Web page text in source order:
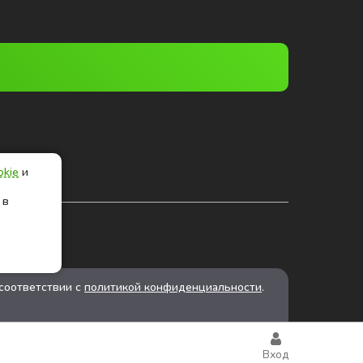
с политикой конфиденциальности.
Вход
и